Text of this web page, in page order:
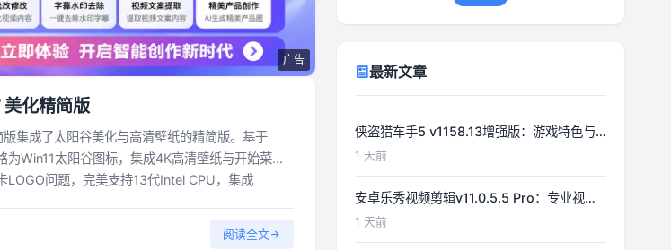
广告
化精简版
集成了太阳谷美化与高清壁纸的精简版。基于
Win11太阳谷图标，集成4K高清壁纸与开始菜单
LOGO问题，完美支持13代Intel CPU，集成
阅读全文
最新文章
侠盗猎车手5 v1158.13增强版：游戏特色与
功能详解
1 天前
安卓乐秀视频剪辑v11.0.5.5 Pro：专业视频
编辑工具详解
1 天前